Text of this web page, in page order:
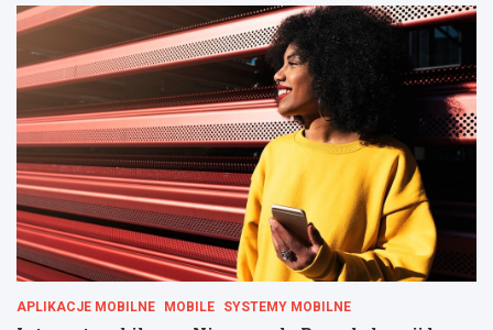
APLIKACJE MOBILNE MOBILE SYSTEMY MOBILNE